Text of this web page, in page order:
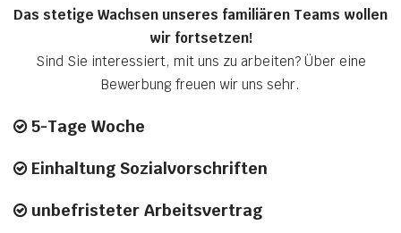
Das stetige Wachsen unseres familiären Teams wollen
wir fortsetzen!
Sind Sie interessiert, mit uns zu arbeiten? Über eine
Bewerbung freuen wir uns sehr.
5-Tage Woche
Einhaltung Sozialvorschriften
unbefristeter Arbeitsvertrag